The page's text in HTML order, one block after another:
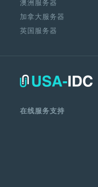
澳洲服务器
加拿大服务器
英国服务器
在线服务支持